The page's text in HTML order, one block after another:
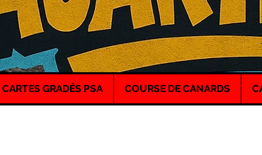
CARTES GRADÉS PSA COURSE DE CANARDS